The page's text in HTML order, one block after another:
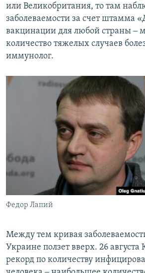
или Великобритания, то там
заболеваемости за счет штамма
вакцинации для любой страны ‒
количество тяжелых случаев
иммунолог.
Федор Лапий
Между тем кривая
Украине ползет вверх. 26 августа
рекорд по количеству